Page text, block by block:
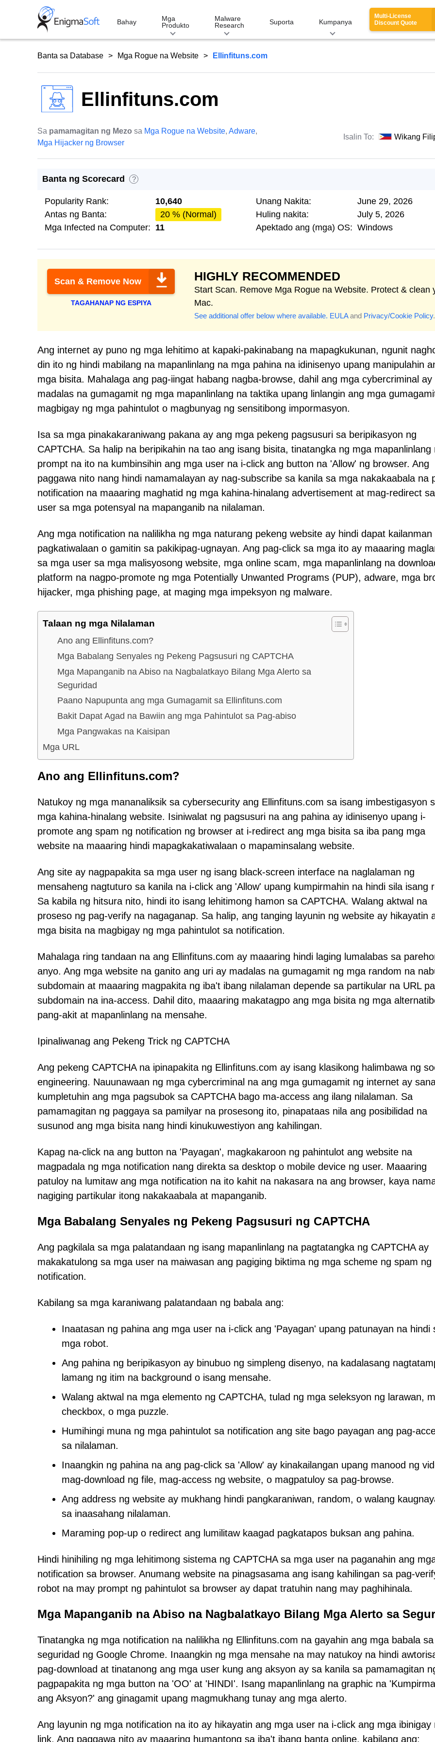
Bahay
Mga
Produkto
Malware
Research
Suporta Kumpanya
Multi-License
Discount Quote
Banta sa Database Mga Rogue na Website Ellinfituns.com
Ellinfituns.com
Sa pamamagitan ng Mezo sa Mga Rogue na Website, Adware,
Mga Hijacker ng Browser
Isalin To: Wikang
Banta ng Scorecard ?
Popularity Rank:
10,640
Antas ng Banta:
20 % (Normal)
Mga Infected na Computer: 11
Unang Nakita:
June 29, 2026
Huling nakita:
July 5, 2026
Apektado ang (mga) OS: Windows
Scan & Remove Now
TAGAHANAP NG ESPIYA
HIGHLY RECOMMENDED
Start Scan. Remove Mga Rogue na Website. Protect & clean
Mac.
See additional offer below where available. EULAand Privacy/Cookie Policy.
Ang internet ay puno ng mga lehitimo at kapaki-pakinabang na mapagkukunan, ngunit
din ito ng hindi mabilang na mapanlinlang na mga pahina na idinisenyo upang manipulahin
mga bisita. Mahalaga ang pag-iingat habang nagba-browse, dahil ang mga cybercriminal ay
madalas na gumagamit ng mga mapanlinlang na taktika upang linlangin ang mga
magbigay ng mga pahintulot o magbunyag ng sensitibong impormasyon.
Isa sa mga pinakakaraniwang pakana ay ang mga pekeng pagsusuri sa beripikasyon ng
CAPTCHA. Sa halip na beripikahin na tao ang isang bisita, tinatangka ng mga mapanlinlang
prompt na ito na kumbinsihin ang mga user na i-click ang button na 'Allow' ng browser. Ang
paggawa nito nang hindi namamalayan ay nag-subscribe sa kanila sa mga nakakaabala na
notification na maaaring maghatid ng mga kahina-hinalang advertisement at mag-redirect
user sa mga potensyal na mapanganib na nilalaman.
Ang mga notification na nalilikha ng mga naturang pekeng website ay hindi dapat kailanman
pagkatiwalaan o gamitin sa pakikipag-ugnayan. Ang pag-click sa mga ito ay maaaring
sa mga user sa mga malisyosong website, mga online scam, mga mapanlinlang na
platform na nagpo-promote ng mga Potentially Unwanted Programs (PUP), adware, mga
hijacker, mga phishing page, at maging mga impeksyon ng malware.
Talaan ng mga Nilalaman
Ano ang Ellinfituns.com?
Mga Babalang Senyales ng Pekeng Pagsusuri ng CAPTCHA
Mga Mapanganib na Abiso na Nagbalatkayo Bilang Mga Alerto sa
Seguridad
Paano Napupunta ang mga Gumagamit sa Ellinfituns.com
Bakit Dapat Agad na Bawiin ang mga Pahintulot sa Pag-abiso
Mga Pangwakas na Kaisipan
Mga URL
Ano ang Ellinfituns.com?
Natukoy ng mga mananaliksik sa cybersecurity ang Ellinfituns.com sa isang imbestigasyon
mga kahina-hinalang website. Isiniwalat ng pagsusuri na ang pahina ay idinisenyo upang i-
promote ang spam ng notification ng browser at i-redirect ang mga bisita sa iba pang mga
website na maaaring hindi mapagkakatiwalaan o mapaminsalang website.
Ang site ay nagpapakita sa mga user ng isang black-screen interface na naglalaman ng
mensaheng nagtuturo sa kanila na i-click ang 'Allow' upang kumpirmahin na hindi sila isang
Sa kabila ng hitsura nito, hindi ito isang lehitimong hamon sa CAPTCHA. Walang aktwal na
proseso ng pag-verify na nagaganap. Sa halip, ang tanging layunin ng website ay hikayatin
mga bisita na magbigay ng mga pahintulot sa notification.
Mahalaga ring tandaan na ang Ellinfituns.com ay maaaring hindi laging lumalabas sa
anyo. Ang mga website na ganito ang uri ay madalas na gumagamit ng mga random na
subdomain at maaaring magpakita ng iba't ibang nilalaman depende sa partikular na URL
subdomain na ina-access. Dahil dito, maaaring makatagpo ang mga bisita ng mga
pang-akit at mapanlinlang na mensahe.
Ipinaliwanag ang Pekeng Trick ng CAPTCHA
Ang pekeng CAPTCHA na ipinapakita ng Ellinfituns.com ay isang klasikong halimbawa ng
engineering. Nauunawaan ng mga cybercriminal na ang mga gumagamit ng internet ay
kumpletuhin ang mga pagsubok sa CAPTCHA bago ma-access ang ilang nilalaman. Sa
pamamagitan ng paggaya sa pamilyar na prosesong ito, pinapataas nila ang posibilidad na
susunod ang mga bisita nang hindi kinukuwestiyon ang kahilingan.
Kapag na-click na ang button na 'Payagan', magkakaroon ng pahintulot ang website na
magpadala ng mga notification nang direkta sa desktop o mobile device ng user. Maaaring
patuloy na lumitaw ang mga notification na ito kahit na nakasara na ang browser, kaya
nagiging partikular itong nakakaabala at mapanganib.
Mga Babalang Senyales ng Pekeng Pagsusuri ng CAPTCHA
Ang pagkilala sa mga palatandaan ng isang mapanlinlang na pagtatangka ng CAPTCHA ay
makakatulong sa mga user na maiwasan ang pagiging biktima ng mga scheme ng spam ng
notification.
Kabilang sa mga karaniwang palatandaan ng babala ang:
Inaatasan ng pahina ang mga user na i-click ang 'Payagan' upang patunayan na hindi
mga robot.
Ang pahina ng beripikasyon ay binubuo ng simpleng disenyo, na kadalasang
lamang ng itim na background o isang mensahe.
Walang aktwal na mga elemento ng CAPTCHA, tulad ng mga seleksyon ng larawan,
checkbox, o mga puzzle.
Humihingi muna ng mga pahintulot sa notification ang site bago payagan ang pag-
sa nilalaman.
Inaangkin ng pahina na ang pag-click sa 'Allow' ay kinakailangan upang manood ng
mag-download ng file, mag-access ng website, o magpatuloy sa pag-browse.
Ang address ng website ay mukhang hindi pangkaraniwan, random, o walang
sa inaasahang nilalaman.
Maraming pop-up o redirect ang lumilitaw kaagad pagkatapos buksan ang pahina.
Hindi hinihiling ng mga lehitimong sistema ng CAPTCHA sa mga user na paganahin ang
notification sa browser. Anumang website na pinagsasama ang isang kahilingan sa pag-
robot na may prompt ng pahintulot sa browser ay dapat tratuhin nang may paghihinala.
Mga Mapanganib na Abiso na Nagbalatkayo Bilang Mga Alerto sa
Tinatangka ng mga notification na nalilikha ng Ellinfituns.com na gayahin ang mga babala sa
seguridad ng Google Chrome. Inaangkin ng mga mensahe na may natukoy na hindi
pag-download at tinatanong ang mga user kung ang aksyon ay sa kanila sa pamamagitan
pagpapakita ng mga button na 'OO' at 'HINDI'. Isang mapanlinlang na graphic na
ang Aksyon?' ang ginagamit upang magmukhang tunay ang mga alerto.
Ang layunin ng mga notification na ito ay hikayatin ang mga user na i-click ang mga ibinigay
link. Ang paggawa nito ay maaaring humantong sa iba't ibang banta online, kabilang ang: